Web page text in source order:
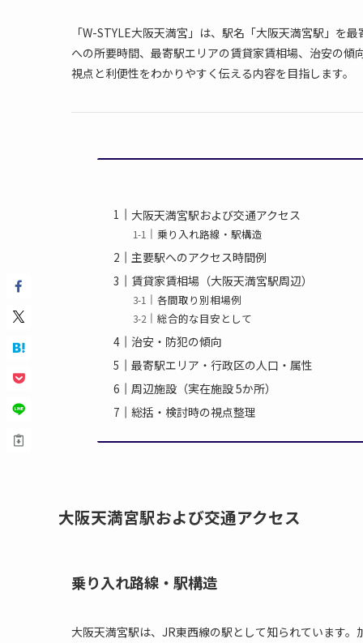
「W-STYLE大阪天満宮」は、駅名「大阪天満宮駅」を
への所要時間、最寄駅エリアの賃貸家賃相場、治安の
視点と利便性をわかりやすく伝える内容を目指します。
大阪天満宮駅および交通アクセス
乗り入れ路線・駅構造
主要駅へのアクセス時間例
賃貸家賃相場（大阪天満宮駅周辺）
各間取り別相場例
総合的な目安として
治安・防犯の傾向
最寄駅エリア・行政区の人口・属性
周辺施設（実在施設 5か所）
総括・検討時の視点整理
大阪天満宮駅および交通アクセス
乗り入れ路線・駅構造
大阪天満宮駅は、JR東西線の駅として知られています